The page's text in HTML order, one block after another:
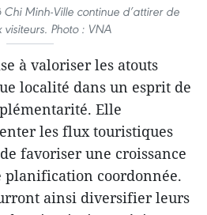
Minh-Ville continue d’attirer de
Photo : VNA
à valoriser les atouts
localité dans un esprit de
Elle
les flux touristiques
favoriser une croissance
planification coordonnée.
ainsi diversifier leurs